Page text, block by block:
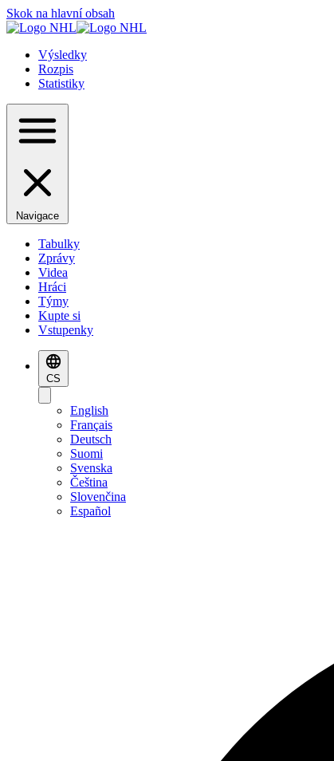
Skok na hlavní obsah
Výsledky
Rozpis
Statistiky
Navigace
Tabulky
Zprávy
Videa
Hráci
Týmy
Kupte si
Vstupenky
CS
English
Français
Deutsch
Suomi
Svenska
Čeština
Slovenčina
Español